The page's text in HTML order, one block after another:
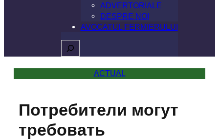
ADVERTORIALE
DESPRE NOI
AVOCATUL FERMIERULUI
Caută
ACTUAL
Потребители могут
требовать